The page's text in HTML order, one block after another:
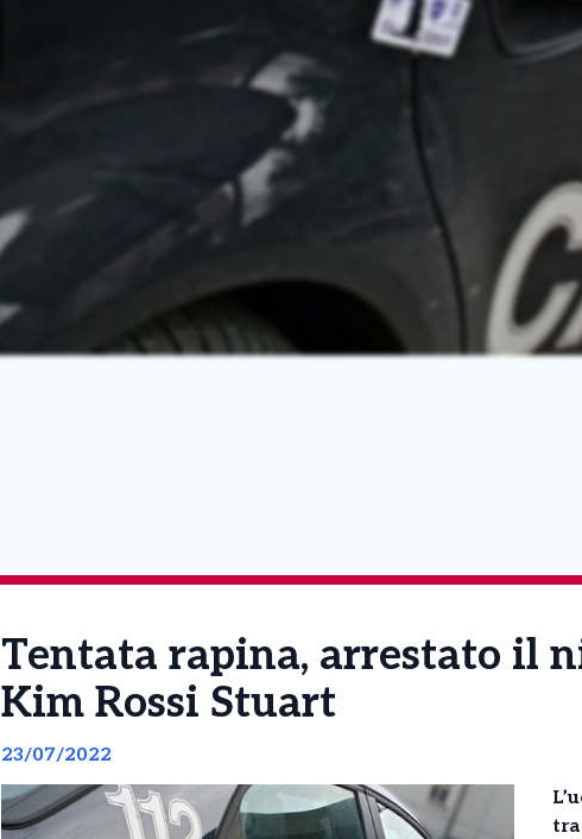
Tentata rapina, arrestato il
Kim Rossi Stuart
23/07/2022